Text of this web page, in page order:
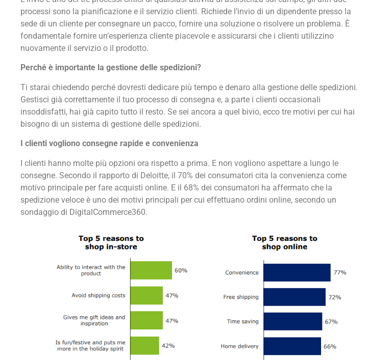
processi sono la pianificazione e il servizio clienti. Richiede l’invio di un dipendente presso la
sede di un cliente per consegnare un pacco, fornire una soluzione o risolvere un problema. È
fondamentale fornire un’esperienza cliente piacevole e assicurarsi che i clienti utilizzino
nuovamente il servizio o il prodotto.
Perché è importante la gestione delle spedizioni?
Ti starai chiedendo perché dovresti dedicare più tempo e denaro alla gestione delle spedizioni.
Gestisci già correttamente il tuo processo di consegna e, a parte i clienti occasionali
insoddisfatti, hai già capito tutto il resto. Se sei ancora a quel bivio, ecco tre motivi per cui hai
bisogno di un sistema di gestione delle spedizioni.
I clienti vogliono consegne rapide e convenienza
I clienti hanno molte più opzioni ora rispetto a prima. E non vogliono aspettare a lungo le
consegne. Secondo il rapporto di Deloitte, il 70% dei consumatori cita la convenienza come
motivo principale per fare acquisti online. E il 68% dei consumatori ha affermato che la
spedizione veloce è uno dei motivi principali per cui effettuano ordini online, secondo un
sondaggio di DigitalCommerce360.